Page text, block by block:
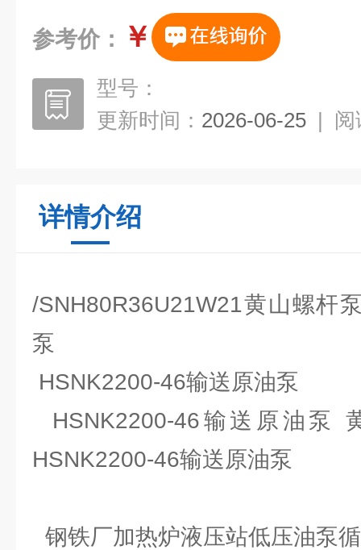
参考价： ￥
型号：
更新时间： 2026-06-25 | 阅
详情介绍
/SNH80R36U21W21黄山螺杆
泵
HSNK2200-46输送原油泵
HSNK2200-46输送原油泵
HSNK2200-46输送原油泵
钢铁厂加热炉液压站低压油泵